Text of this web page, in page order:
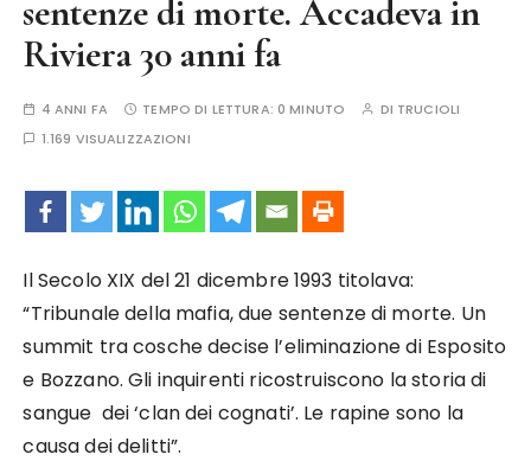
sentenze di morte. Accadeva in
Riviera 30 anni fa
4 ANNI FA TEMPO DI LETTURA: 0 MINUTO DI TRUCIOLI
1.169 VISUALIZZAZIONI
Il Secolo XIX del 21 dicembre 1993 titolava:
“Tribunale della mafia, due sentenze di morte. Un
summit tra cosche decise l’eliminazione di Esposito
e Bozzano. Gli inquirenti ricostruiscono la storia di
sangue dei ‘clan dei cognati’. Le rapine sono la
causa dei delitti”.